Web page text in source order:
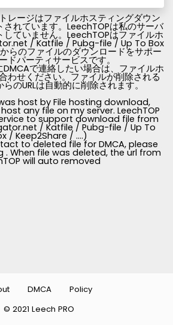
レージはファイルホスティングダウン
されています。LeechTOPは私のサーバ
していません。LeechTOPはファイルホ
/ Katfile / Pubg-file / Up To Box
らのファイルのダウンロードをサポー
ドパーティサービスです。
で連絡したい場合は、ファイルホ
わせください。ファイルが削除される
のURLは自動的に削除されます。
host by File hosting download,
host any file on my server. LeechTOP
to support download file from
/ Katfile / Pubg-file / Up To
/ Keep2Share / ....)
to deleted file for DMCA, please
. When file was deleted, the url from
will auto removed
© 2021 Leech PRO
DMCA Policy